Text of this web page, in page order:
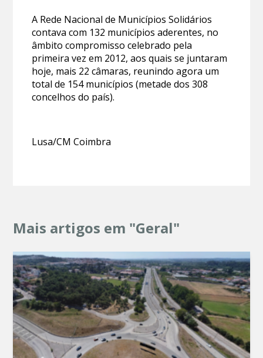
A Rede Nacional de Municípios Solidários
contava com 132 municípios aderentes, no
âmbito compromisso celebrado pela
primeira vez em 2012, aos quais se juntaram
hoje, mais 22 câmaras, reunindo agora um
total de 154 municípios (metade dos 308
concelhos do país).
Lusa/CM Coimbra
Mais artigos em "Geral"